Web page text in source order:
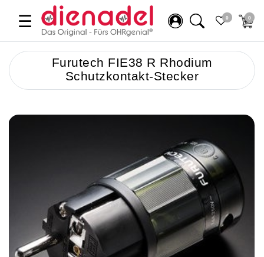
☰ 0 0
Furutech FIE38 R Rhodium
Schutzkontakt-Stecker